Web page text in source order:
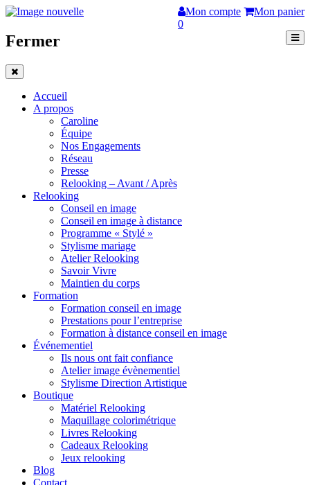
Mon compte
Mon panier
0
Fermer
Accueil
A propos
Caroline
Équipe
Nos Engagements
Réseau
Presse
Relooking – Avant / Après
Relooking
Conseil en image
Conseil en image à distance
Programme « Stylé »
Stylisme mariage
Atelier Relooking
Savoir Vivre
Maintien du corps
Formation
Formation conseil en image
Prestations pour l’entreprise
Formation à distance conseil en image
Événementiel
Ils nous ont fait confiance
Atelier image évènementiel
Stylisme Direction Artistique
Boutique
Matériel Relooking
Maquillage colorimétrique
Livres Relooking
Cadeaux Relooking
Jeux relooking
Blog
Contact